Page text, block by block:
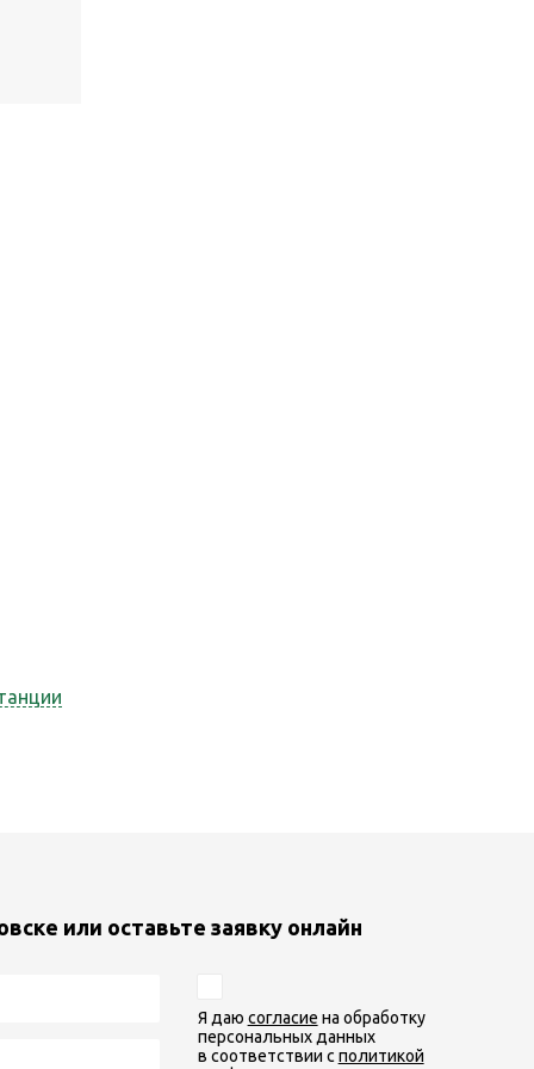
или оставьте заявку онлайн
Я даю согласие на обработку
персональных данных
в соответствии с политикой